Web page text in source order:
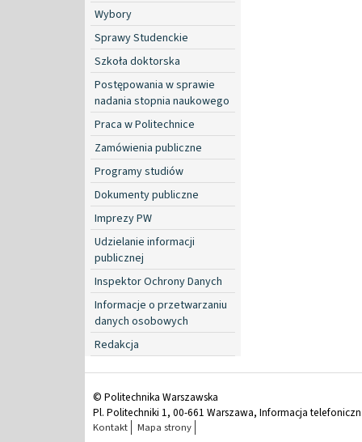
Wybory
Sprawy Studenckie
Szkoła doktorska
Postępowania w sprawie
nadania stopnia naukowego
Praca w Politechnice
Zamówienia publiczne
Programy studiów
Dokumenty publiczne
Imprezy PW
Udzielanie informacji
publicznej
Inspektor Ochrony Danych
Informacje o przetwarzaniu
danych osobowych
Redakcja
© Politechnika Warszawska
Pl. Politechniki 1, 00-661 Warszawa, Informacja
Kontakt Mapa strony